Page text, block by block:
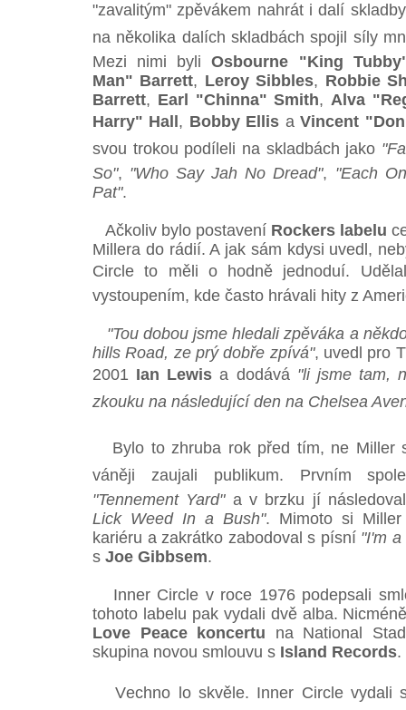
"zavalitým" zpěvákem nahrát i dalí
na několika dalích skladbách spojil síly
Mezi nimi byliOsbourne "King
Man" Barrett, Leroy Sibbles, Robbie
Barrett, Earl "Chinna" Smith, Alva
Harry" Hall , Bobby Ellis aVincent
svou trokou podíleli na skladbách jako
So", "Who Say Jah No Dread", "Each
Pat".
Ačkoliv bylo postavení Rockers labelu
Millera do rádií. A jak sám kdysi uvedl,
Circle to měli o hodně jednoduí.
vystoupením, kde často hrávali hity z
"Tou dobou jsme hledali zpěváka a
hills Road, ze prý dobře zpívá", uvedl pro
2001 Ian Lewis a dodává "li jsme tam,
zkouku na následující den na Chelsea
Bylo to zhruba rok před tím, ne Miller
váněji zaujali publikum. Prvním
"Tennement Yard"a v brzku jí
Lick Weed In a Bush". Mimoto si Miller
kariéru a zakrátko zabodoval s písní "I'm a
s Joe Gibbsem.
Inner Circle v roce 1976 podepsali
tohoto labelu pak vydali dvě alba.
Love Peace koncertu na National
skupina novou smlouvu s Island Records.
Vechno lo skvěle. Inner Circle vydali